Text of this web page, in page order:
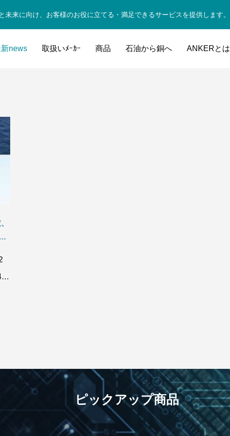
来に向け、お客様のお役に立てる・満足できるサービスを提供します。
news 取扱いﾒｰｶｰ 商品 石油から銅へ ANKERとは
ピックアップ商品